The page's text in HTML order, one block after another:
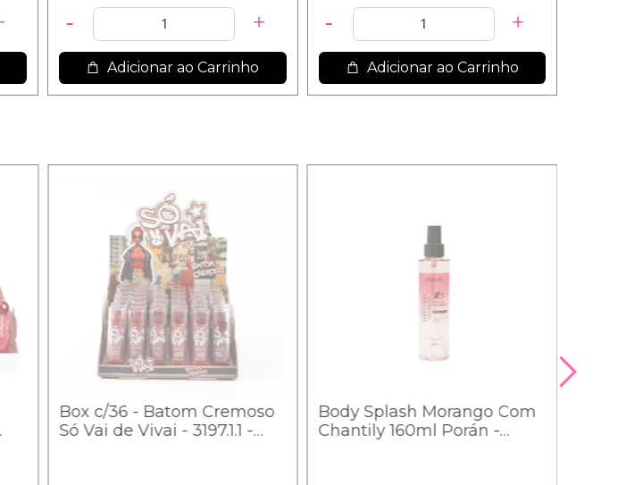
Adicionar ao Carrinho Adicionar ao Carrinho
Box c/36 - Batom Cremoso
Só Vai de Vivai - 3197.1.1 -
Body Splash Morango Com
Chantily 160ml Porán -